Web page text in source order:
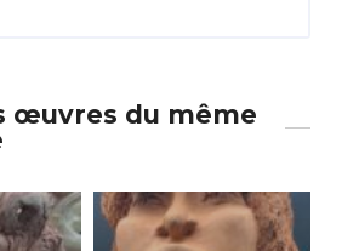
œuvres du même